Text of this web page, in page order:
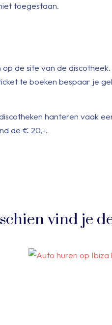
toegestaan.
de site van de
te boeken bespaar je
hanteren vaak
de € 20,-.
vind je